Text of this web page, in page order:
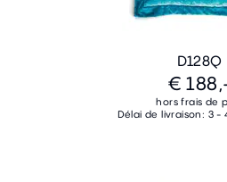
D128Q
€
hors frais de
Délai de livraison: 3 -